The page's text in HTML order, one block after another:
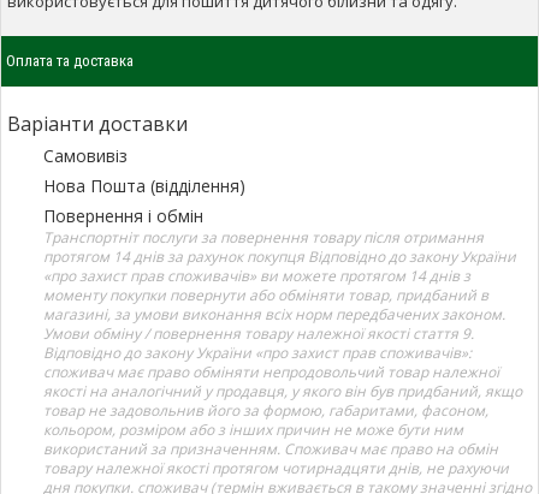
Оплата та доставка
Варіанти доставки
Самовивіз
Нова Пошта (відділення)
Повернення і обмін
Транспортніт послуги за повернення товару після отримання
протягом 14 днів за рахунок покупця Відповідно до закону України
«про захист прав споживачів» ви можете протягом 14 днів з
моменту покупки повернути або обміняти товар, придбаний в
магазині, за умови виконання всіх норм передбачених законом.
Умови обміну / повернення товару належної якості стаття 9.
Відповідно до закону України «про захист прав споживачів»:
споживач має право обміняти непродовольчий товар належної
якості на аналогічний у продавця, у якого він був придбаний, якщо
товар не задовольнив його за формою, габаритами, фасоном,
кольором, розміром або з інших причин не може бути ним
використаний за призначенням. Споживач має право на обмін
товару належної якості протягом чотирнадцяти днів, не рахуючи
дня покупки. споживач (термін вживається в такому значенні згідно